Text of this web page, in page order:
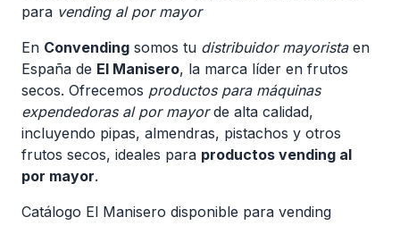
para vending al por mayor
En Convending somos tu distribuidor mayoristaen
España de El Manisero, la marca líder en frutos
secos. Ofrecemos productos para máquinas
expendedoras al por mayorde alta calidad,
incluyendo pipas, almendras, pistachos y otros
frutos secos, ideales para productos vending al
por mayor.
Catálogo El Manisero disponible para vending